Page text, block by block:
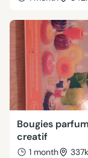
Bougies
creatif
1 month